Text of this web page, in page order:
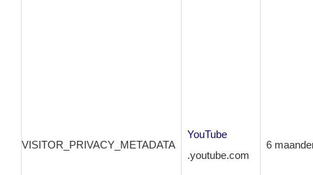
VISITOR_PRIVACY_METADATA
YouTube
.youtube.com
6